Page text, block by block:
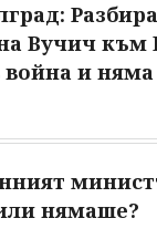
Вучич към
война и
нямаше?